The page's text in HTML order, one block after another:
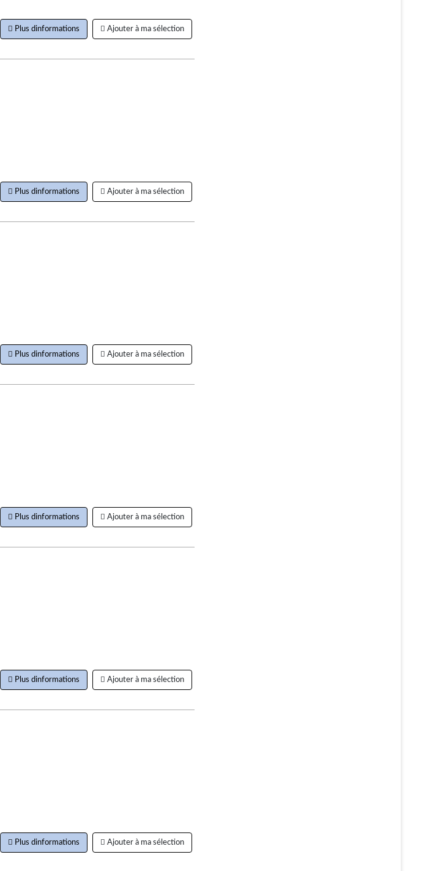
Plus dinformations Ajouter à ma sélection
Plus dinformations Ajouter à ma sélection
Plus dinformations Ajouter à ma sélection
Plus dinformations Ajouter à ma sélection
Plus dinformations Ajouter à ma sélection
Plus dinformations Ajouter à ma sélection